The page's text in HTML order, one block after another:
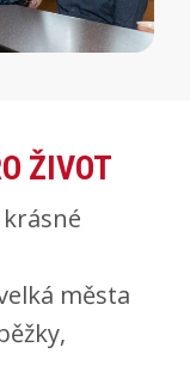
ŽIVOT
města